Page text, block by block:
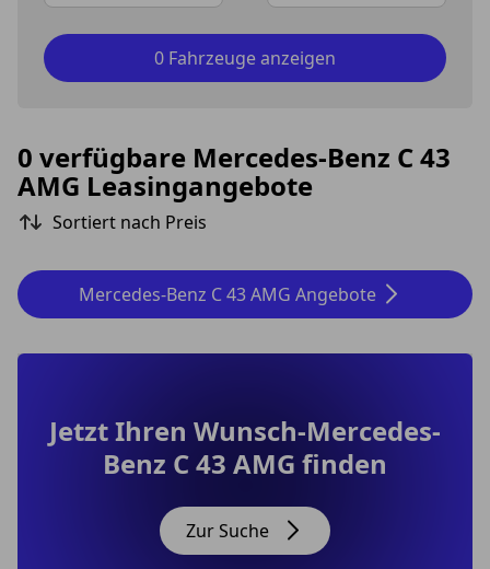
0 Fahrzeuge anzeigen
0 verfügbare Mercedes-Benz C 43
AMG Leasingangebote
Sortiert nach Preis
Mercedes-Benz C 43 AMG Angebote
Jetzt Ihren Wunsch-Mercedes-
Benz C 43 AMG finden
Zur Suche